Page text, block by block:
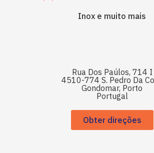
Inox e muito mais
Rua Dos Paúlos, 714 I
4510-774 S. Pedro Da
Gondomar, Porto
Portugal
Obter direções